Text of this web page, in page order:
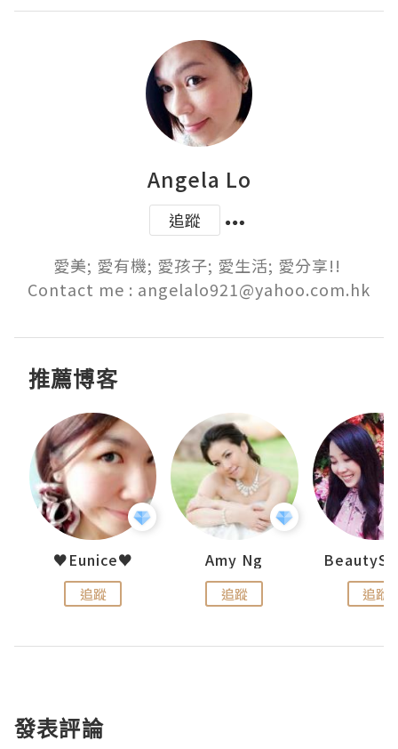
Angela Lo
追蹤
愛美; 愛有機; 愛孩子; 愛生活; 愛分享!!
Contact me : angelalo921@yahoo.com.hk
推薦博客
♥Eunice♥
追蹤
Amy Ng
追蹤 追蹤
發表評論